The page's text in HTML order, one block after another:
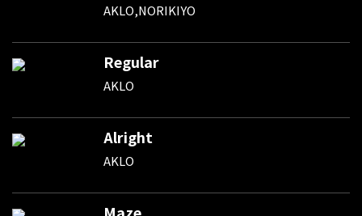
AKLO,NORIKIYO
Regular
AKLO
Alright
AKLO